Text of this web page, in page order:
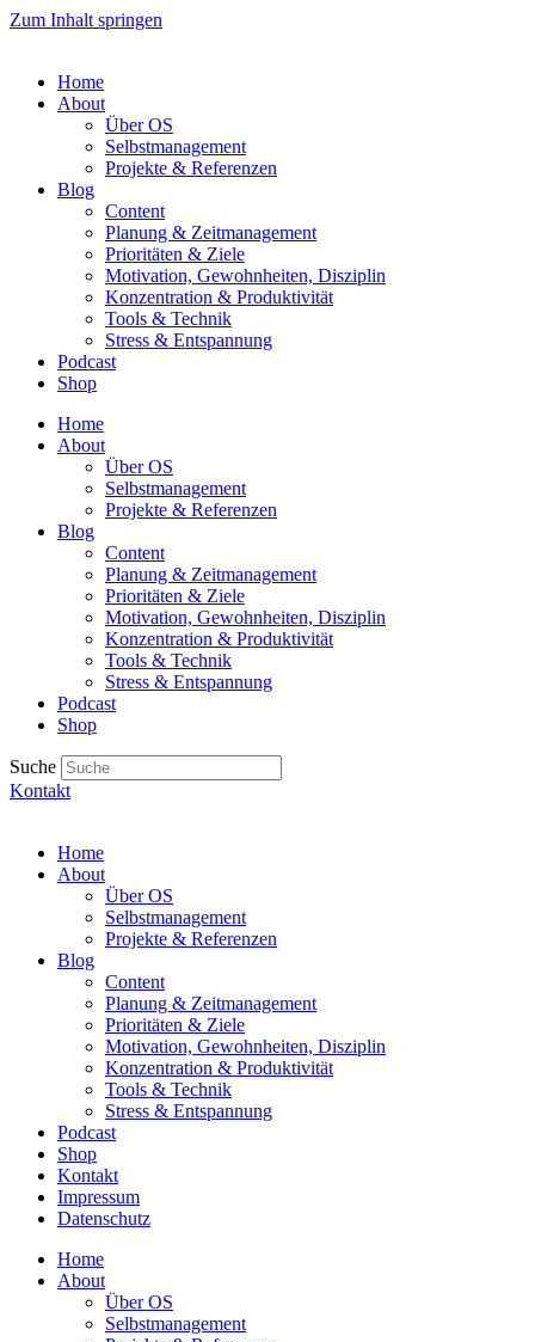
Zum Inhalt springen
Home
About
Über OS
Selbstmanagement
Projekte & Referenzen
Blog
Content
Planung & Zeitmanagement
Prioritäten & Ziele
Motivation, Gewohnheiten, Disziplin
Konzentration & Produktivität
Tools & Technik
Stress & Entspannung
Podcast
Shop
Home
About
Über OS
Selbstmanagement
Projekte & Referenzen
Blog
Content
Planung & Zeitmanagement
Prioritäten & Ziele
Motivation, Gewohnheiten, Disziplin
Konzentration & Produktivität
Tools & Technik
Stress & Entspannung
Podcast
Shop
Suche
Kontakt
Home
About
Über OS
Selbstmanagement
Projekte & Referenzen
Blog
Content
Planung & Zeitmanagement
Prioritäten & Ziele
Motivation, Gewohnheiten, Disziplin
Konzentration & Produktivität
Tools & Technik
Stress & Entspannung
Podcast
Shop
Kontakt
Impressum
Datenschutz
Home
About
Über OS
Selbstmanagement